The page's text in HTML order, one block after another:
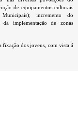
de equipamentos culturais
incremento do
da implementação de zonas
fixação dos jovens, com vista á